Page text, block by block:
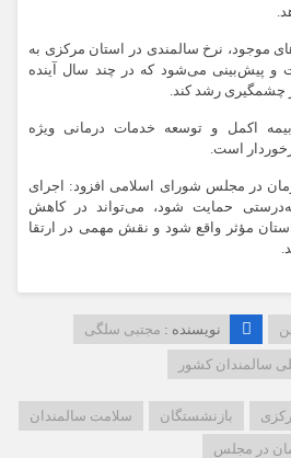
موجود، نرخ سالمندی در استان مرکزی به
پیش‌بینی می‌شود که در چند سال آینده
چشمگیری رشد کند.
اکمل و توسعه خدمات درمانی ویژه
است.
در مجلس شورای اسلامی افزود: اجرای
حمایت شود، می‌تواند در کاهش
مؤثر واقع شود و نقش مهمی در ارتقا
نویسنده : مجتبی سلگی
سالمندان کشور
بازنشستگان
سلامت سالمندان
در مجلس